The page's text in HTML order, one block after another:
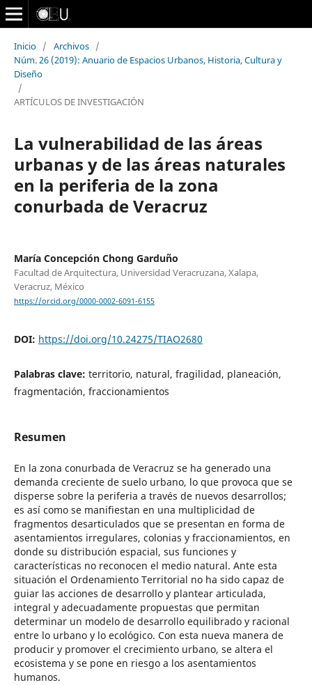
Inicio / Archivos /
Núm. 26 (2019): Anuario de Espacios Urbanos, Historia, Cultura y
Diseño
/
ARTÍCULOS DE INVESTIGACIÓN
La vulnerabilidad de las áreas
urbanas y de las áreas naturales
en la periferia de la zona
conurbada de Veracruz
María Concepción Chong Garduño
Facultad de Arquitectura, Universidad Veracruzana, Xalapa,
Veracruz, México
https://orcid.org/0000-0002-6091-6155
DOI: https://doi.org/10.24275/TIAO2680
Palabras clave: territorio, natural, fragilidad, planeación,
fragmentación, fraccionamientos
Resumen
En la zona conurbada de Veracruz se ha generado una
demanda creciente de suelo urbano, lo que provoca que se
disperse sobre la periferia a través de nuevos desarrollos;
es así como se manifiestan en una multiplicidad de
fragmentos desarticulados que se presentan en forma de
asentamientos irregulares, colonias y fraccionamientos, en
donde su distribución espacial, sus funciones y
características no reconocen el medio natural. Ante esta
situación el Ordenamiento Territorial no ha sido capaz de
guiar las acciones de desarrollo y plantear articulada,
integral y adecuadamente propuestas que permitan
determinar un modelo de desarrollo equilibrado y racional
entre lo urbano y lo ecológico. Con esta nueva manera de
producir y promover el crecimiento urbano, se altera el
ecosistema y se pone en riesgo a los asentamientos
humanos.